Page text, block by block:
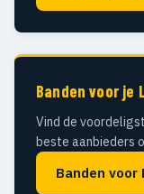
Banden voor je
Vind de
beste aanbieders
Banden voor